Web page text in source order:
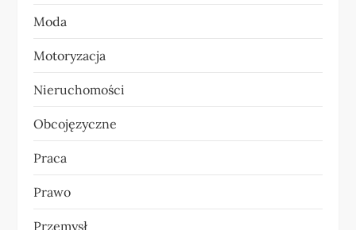
u
Moda
Motoryzacja
Nieruchomości
Obcojęzyczne
Praca
Prawo
Przemysł